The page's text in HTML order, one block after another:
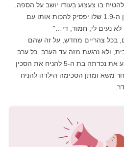
בו צעצוע בעודו יושב על הספה.
הוא פשוט ישב שם, וחיכה שבן ה-1.9 שלו יפסיק להכות אותו עם
לא נעים לי, חמוד, די…"
בכל צהריים מחדש, על זה שהם
ולא נרגעת מזה עד הערב. כל ערב.
ראיתי סבתא (!) שמנסה לשכנע את נכדתה בת ה-5 להניח את הסכין
משא ומתן הסכימה הילדה להניח